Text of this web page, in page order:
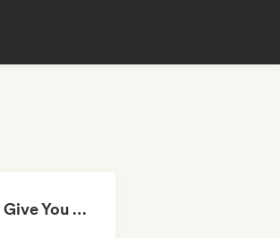
Vocals That Give You Chills